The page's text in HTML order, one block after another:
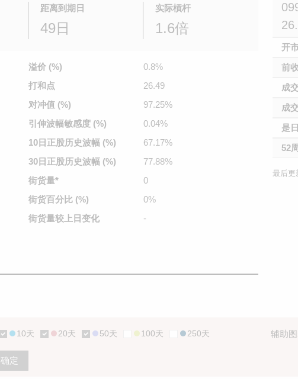
距离到期日
49日
实际槓杆
1.6倍
溢价 (%)
0.8%
打和点
26.49
对冲值 (%)
97.25%
引伸波幅敏感度 (%)
0.04%
10日正股历史波幅 (%)
67.17%
30日正股历史波幅 (%)
77.88%
街货量*
0
街货百分比 (%)
0%
街货量较 上日变化 -
开
前
成
成
是
52
最后更
10天 20天 50天 100天 250天 辅助
确定